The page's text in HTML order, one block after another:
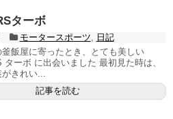
ターボ
モータースポーツ
日記
飯屋に寄ったとき、とても美しい
ーボ に出会いました 最初見た時は、
きれい...
記事を読む